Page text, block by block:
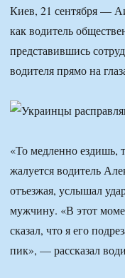
Киев, 21 сентября —
как водитель
представившись
водителя прямо на
«То медленно
жалуется водитель
отъезжая, услышал
мужчину. «В этот
сказал, что я его
пик», — рассказал